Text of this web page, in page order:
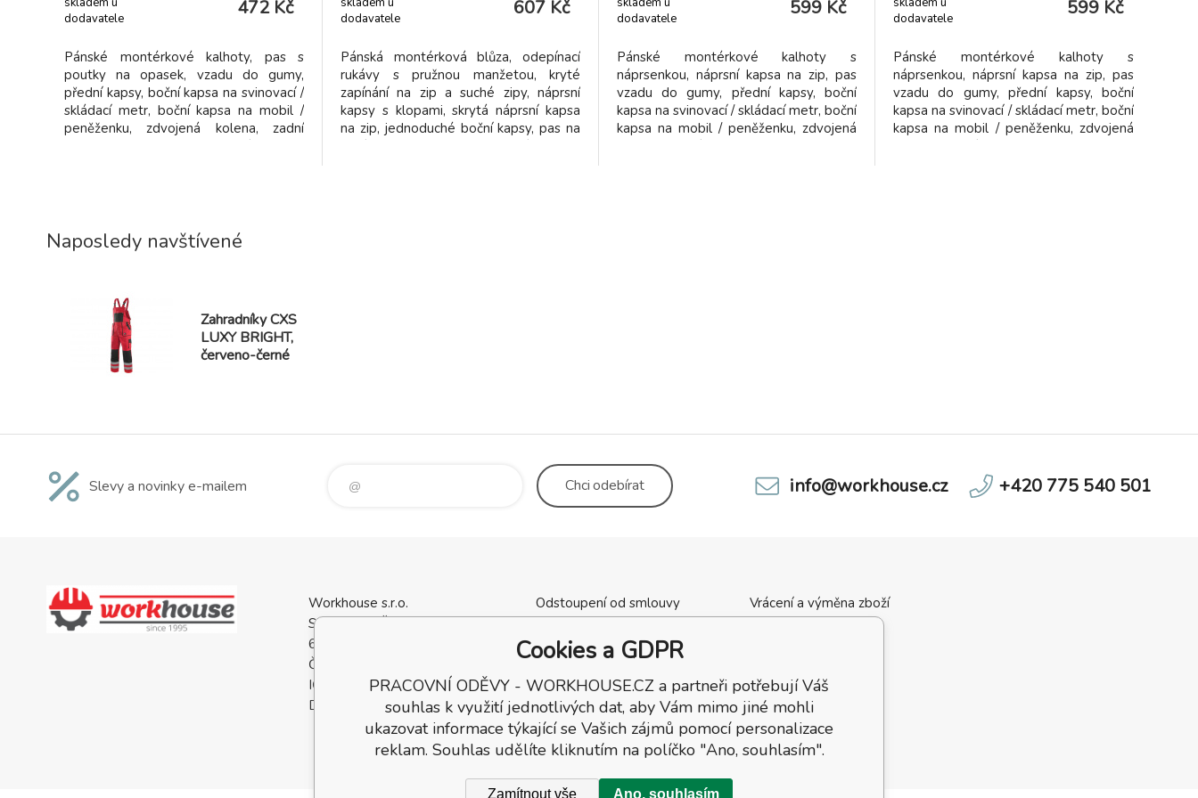
dodavatele
472 Kč
Pánské montérkové kalhoty, pas s
poutky na opasek, vzadu do gumy,
přední kapsy, boční kapsa na svinovací /
skládací metr, boční kapsa na mobil /
peněženku, zdvojená kolena, zadní
dodavatele
607 Kč
Pánská montérková blůza, odepínací
rukávy s pružnou manžetou, kryté
zapínání na zip a suché zipy, náprsní
kapsy s klopami, skrytá náprsní kapsa
na zip, jednoduché boční kapsy, pas na
dodavatele
599 Kč
Pánské montérkové kalhoty s
náprsenkou, náprsní kapsa na zip, pas
vzadu do gumy, přední kapsy, boční
kapsa na svinovací / skládací metr, boční
kapsa na mobil / peněženku, zdvojená
dodavatele
599 Kč
Pánské montérkové kalhoty s
náprsenkou, náprsní kapsa na zip, pas
vzadu do gumy, přední kapsy, boční
kapsa na svinovací / skládací metr, boční
kapsa na mobil / peněženku, zdvojená
Naposledy navštívené
Zahradníky CXS
LUXY BRIGHT,
červeno-černé
Slevy a novinky e-mailem Chciodebírat info@workhouse.cz +420 775 540 501
Workhouse s.r.o.
Svatopluka Čecha 1137
688 01 Uherský Brod
Česká Republika
IČO: 05568137
DIČ: CZ05568137
Odstoupení od smlouvy
Výšivka, potisk oděvů
Reklamační podmínky
Vrácení a výměna zboží
Cookies a GDPR
PRACOVNÍ ODĚVY - WORKHOUSE.CZ a partneři potřebují Váš
souhlas k využití jednotlivých dat, aby Vám mimo jiné mohli
ukazovat informace týkající se Vašich zájmů pomocí personalizace
reklam. Souhlas udělíte kliknutím na políčko "Ano, souhlasím".
Zamítnout vše Ano, souhlasím